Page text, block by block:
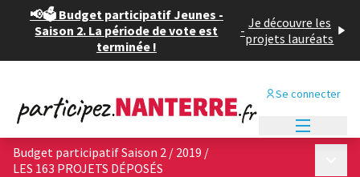
📢🗳️ Budget participatif Jeunes -
Saison 2. La période de vote est
terminée !
- Je découvre les
projets lauréats
Se connecter
Budget participatif Saison 2 / 2019 /
LES 163 PROJETS DÉPOSÉS